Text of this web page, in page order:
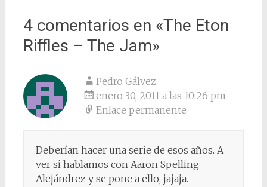
4 comentarios en «The Eton
Riffles – The Jam»
Pedro Gálvez
enero 30, 2011 a las 10:26 pm
Enlace permanente
Deberían hacer una serie de esos años. A
ver si hablamos con Aaron Spelling
Alejándrez y se pone a ello, jajaja.